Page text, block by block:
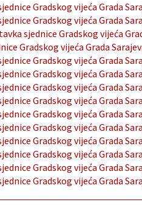
Gradskog vijeća Grada
Gradskog vijeća Grada
sjednice Gradskog vijeća
Gradskog vijeća Grada
Gradskog vijeća Grada
Gradskog vijeća Grada
Gradskog vijeća Grada
Gradskog vijeća Grada
Gradskog vijeća Grada
Gradskog vijeća Grada
Gradskog vijeća Grada
Gradskog vijeća Grada
Gradskog vijeća Grada
Gradskog vijeća Grada